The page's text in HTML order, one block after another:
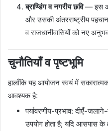
ब्राण्डिंग व नगरीय छवि— इस
और उसकी अंतरराष्ट्रीय
व राजधानीवासियों को नए
चुनौतियाँ व पृष्टभूमि
हालाँकि यह आयोजन स्वयं में
आवश्यक है:
पर्यावरणीय-प्रभाव: दीएँ-
उपयोग होता है; यदि आसपास